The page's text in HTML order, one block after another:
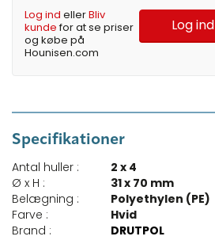
Log ind ellerBliv
kundefor at se priser
og købe på
Hounisen.com
Log ind
Specifikationer
Antal huller :
2 x 4
Ø x H :
31 x 70 mm
Belægning :
Polyethylen (PE)
Farve :
Hvid
Brand :
DRUTPOL